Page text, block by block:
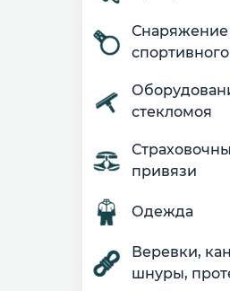
Снаряжение
стекломоя
привязи
Одежда
Веревки,
шнуры,